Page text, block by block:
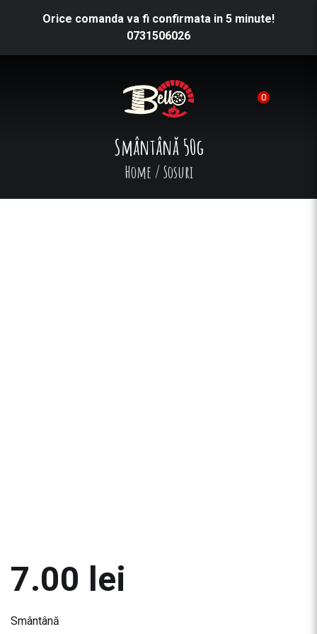
Orice comanda va fi confirmata in 5 minute!
0731506026
0
Smântână 50g
Home / Sosuri
7.00 lei
Smântână